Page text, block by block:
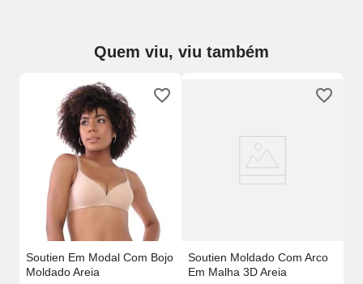
Quem viu, viu também
Soutien Em Modal Com Bojo
Moldado Areia
Soutien Moldado Com Arco
Em Malha 3D Areia